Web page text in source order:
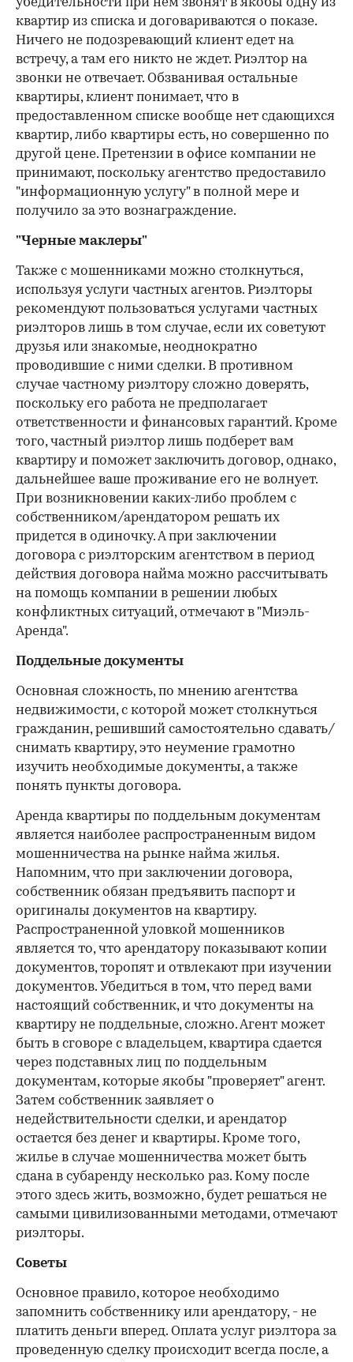
квартир из списка и договариваются о показе.
Ничего не подозревающий клиент едет на
встречу, а там его никто не ждет. Риэлтор на
звонки не отвечает. Обзванивая остальные
квартиры, клиент понимает, что в
предоставленном списке вообще нет сдающихся
квартир, либо квартиры есть, но совершенно по
другой цене. Претензии в офисе компании не
принимают, поскольку агентство предоставило
"информационную услугу" в полной мере и
получило за это вознаграждение.
"Черные маклеры"
Также с мошенниками можно столкнуться,
используя услуги частных агентов. Риэлторы
рекомендуют пользоваться услугами частных
риэлторов лишь в том случае, если их советуют
друзья или знакомые, неоднократно
проводившие с ними сделки. В противном
случае частному риэлтору сложно доверять,
поскольку его работа не предполагает
ответственности и финансовых гарантий. Кроме
того, частный риэлтор лишь подберет вам
квартиру и поможет заключить договор, однако,
дальнейшее ваше проживание его не волнует.
При возникновении каких-либо проблем с
собственником/арендатором решать их
придется в одиночку. А при заключении
договора с риэлторским агентством в период
действия договора найма можно рассчитывать
на помощь компании в решении любых
конфликтных ситуаций, отмечают в "Миэль-
Аренда".
Поддельные документы
Основная сложность, по мнению агентства
недвижимости, с которой может столкнуться
гражданин, решивший самостоятельно сдавать/
снимать квартиру, это неумение грамотно
изучить необходимые документы, а также
понять пункты договора.
Аренда квартиры по поддельным документам
является наиболее распространенным видом
мошенничества на рынке найма жилья.
Напомним, что при заключении договора,
собственник обязан предъявить паспорт и
оригиналы документов на квартиру.
Распространенной уловкой мошенников
является то, что арендатору показывают копии
документов, торопят и отвлекают при изучении
документов. Убедиться в том, что перед вами
настоящий собственник, и что документы на
квартиру не поддельные, сложно. Агент может
быть в сговоре с владельцем, квартира сдается
через подставных лиц по поддельным
документам, которые якобы "проверяет" агент.
Затем собственник заявляет о
недействительности сделки, и арендатор
остается без денег и квартиры. Кроме того,
жилье в случае мошенничества может быть
сдана в субаренду несколько раз. Кому после
этого здесь жить, возможно, будет решаться не
самыми цивилизованными методами, отмечают
риэлторы.
Советы
Основное правило, которое необходимо
запомнить собственнику или арендатору, - не
платить деньги вперед. Оплата услуг риэлтора за
проведенную сделку происходит всегда после, а